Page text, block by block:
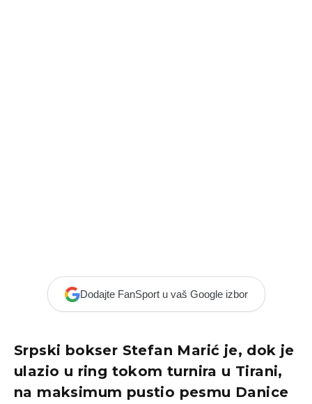
Dodajte FanSport u vaš Google izbor
Srpski bokser Stefan Marić je, dok je
ulazio u ring tokom turnira u Tirani,
na maksimum pustio pesmu Danice